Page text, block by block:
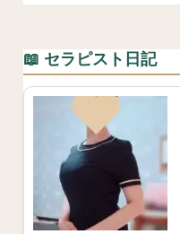
📖 セラピスト日記